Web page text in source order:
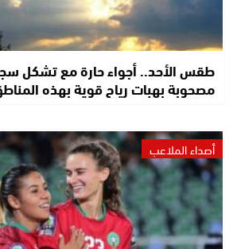
طقس الأحد.. أجواء حارة مع تشكل
مصحوبة بهبات رياح قوية بهذه
أصداء الملاعب